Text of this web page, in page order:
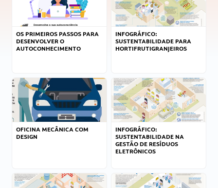
OS PRIMEIROS PASSOS PARA
DESENVOLVER O
AUTOCONHECIMENTO
INFOGRÁFICO:
SUSTENTABILIDADE PARA
HORTIFRUTIGRANJEIROS
OFICINA MECÂNICA COM
DESIGN
INFOGRÁFICO:
SUSTENTABILIDADE NA
GESTÃO DE RESÍDUOS
ELETRÔNICOS